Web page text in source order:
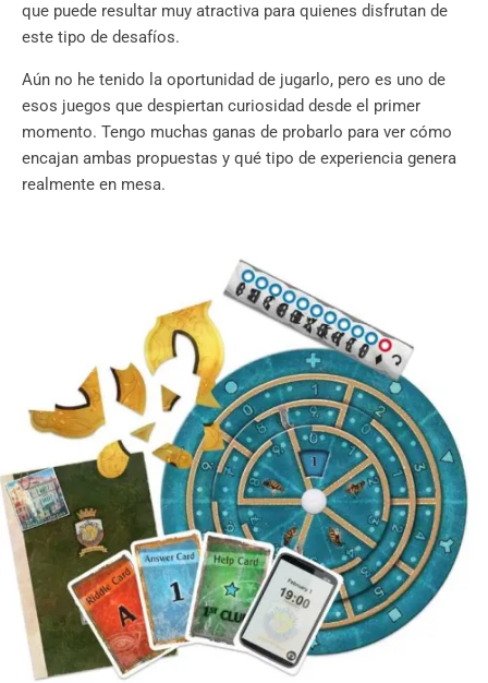
que puede resultar muy atractiva para quienes disfrutan de
este tipo de desafíos.
Aún no he tenido la oportunidad de jugarlo, pero es uno de
esos juegos que despiertan curiosidad desde el primer
momento. Tengo muchas ganas de probarlo para ver cómo
encajan ambas propuestas y qué tipo de experiencia genera
realmente en mesa.